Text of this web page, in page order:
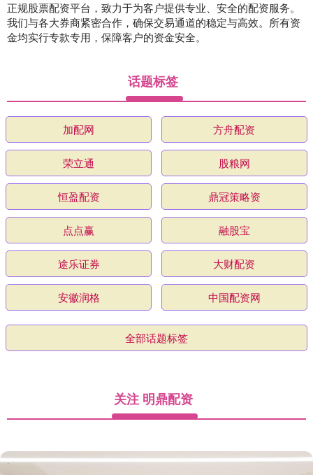
正规股票配资平台，致力于为客户提供专业、安全的配资服务。
我们与各大券商紧密合作，确保交易通道的稳定与高效。所有资
金均实行专款专用，保障客户的资金安全。
话题标签
加配网 方舟配资
荣立通 股粮网
恒盈配资 鼎冠策略资
点点赢 融股宝
途乐证券 大财配资
安徽润格 中国配资网
全部话题标签
关注 明鼎配资